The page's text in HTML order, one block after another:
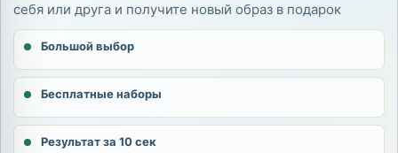
себя или друга и получите новый образ в подарок
Большой выбор
Бесплатные наборы
Результат за 10 сек